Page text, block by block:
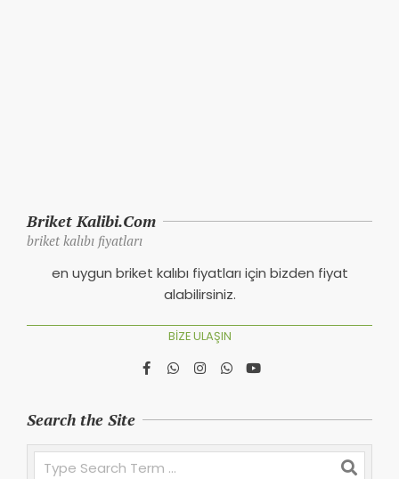
Briket Kalibi.Com
briket kalıbı fiyatları
en uygun briket kalıbı fiyatları için bizden fiyat
alabilirsiniz.
BIZE ULAŞIN
Search the Site
Search